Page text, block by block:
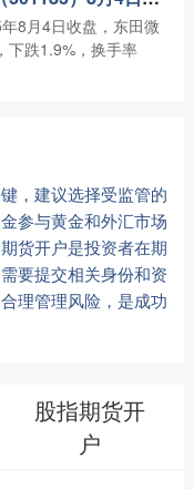
8月4日收盘，东田微
下跌1.9%，换手率
，建议选择受监管的
参与黄金和外汇市场
货开户是投资者在期
要提交相关身份和资
理管理风险，是成功
股指期货开
户